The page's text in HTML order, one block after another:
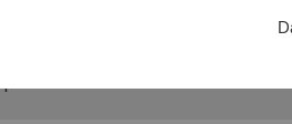
Österreichische